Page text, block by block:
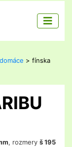
> fínska
, rozmery š 195